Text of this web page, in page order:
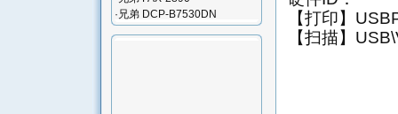
【打印】
【扫描】
· 兄弟 DCP-B7530DN